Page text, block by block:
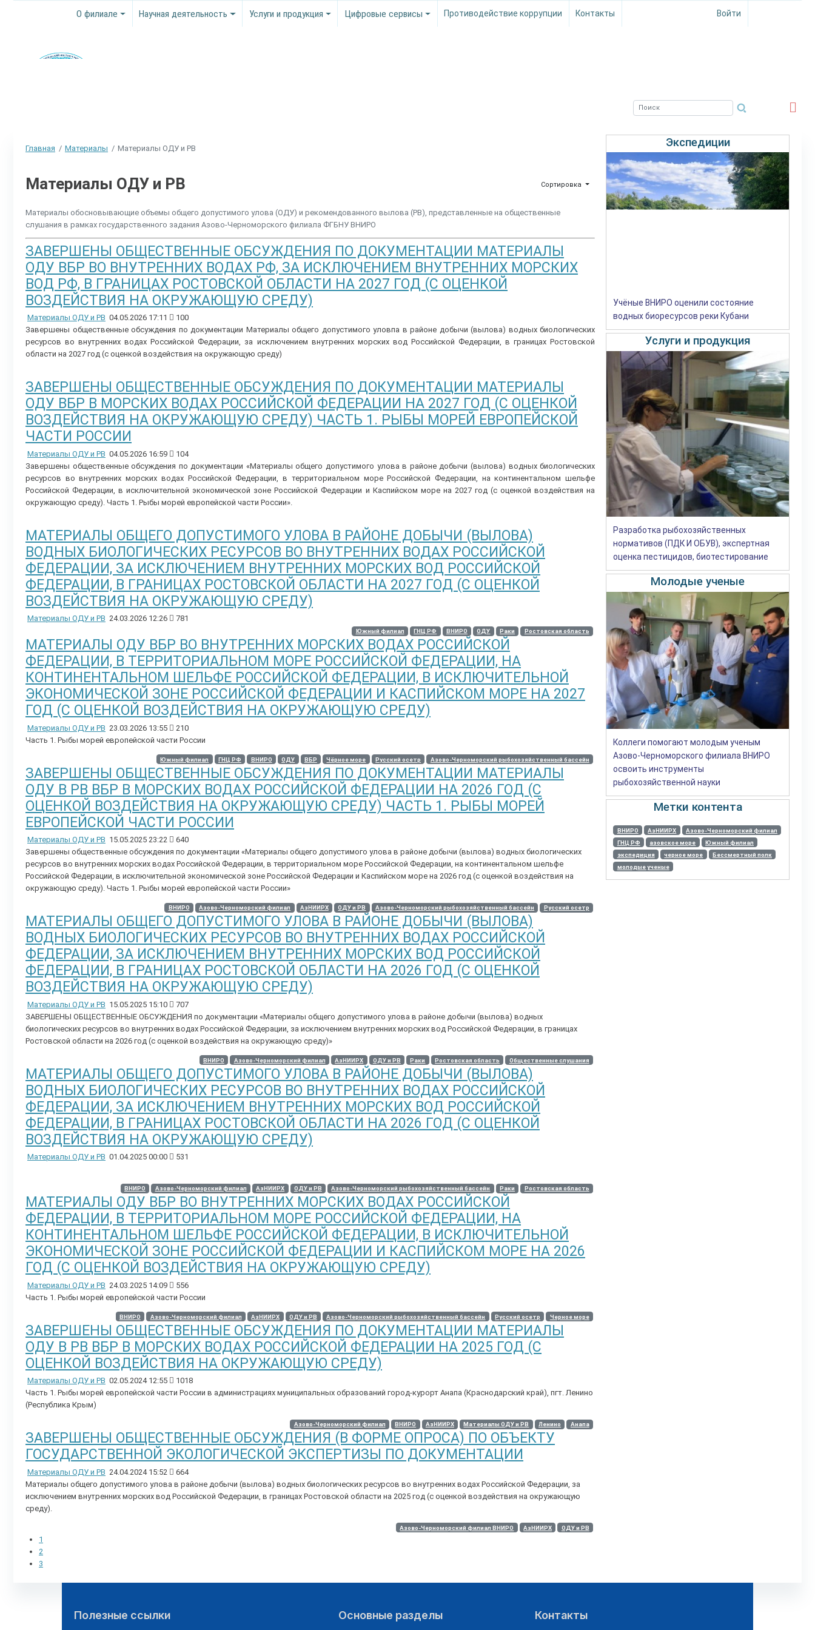
О филиале Научная деятельность Услуги и продукция Цифровые сервисы Противодействие коррупции Контакты Войти
Главная Материалы Материалы ОДУ и РВ
Материалы ОДУ и РВ Сортировка
Материалы обосновывающие объемы общего допустимого улова (ОДУ) и рекомендованного вылова (РВ), представленные на общественные
слушания в рамках государственного задания Азово-Черноморского филиала ФГБНУ ВНИРО
ЗАВЕРШЕНЫ ОБЩЕСТВЕННЫЕ ОБСУЖДЕНИЯ ПО ДОКУМЕНТАЦИИ МАТЕРИАЛЫ
ОДУ ВБР ВО ВНУТРЕННИХ ВОДАХ РФ, ЗА ИСКЛЮЧЕНИЕМ ВНУТРЕННИХ МОРСКИХ
ВОД РФ, В ГРАНИЦАХ РОСТОВСКОЙ ОБЛАСТИ НА 2027 ГОД (С ОЦЕНКОЙ
ВОЗДЕЙСТВИЯ НА ОКРУЖАЮЩУЮ СРЕДУ)
Материалы ОДУ и РВ 04.05.2026 17:11
100
Завершены общественные обсуждения по документации Материалы общего допустимого уловпа в районе добычи (вылова) водных биологических
ресурсов во внутренних водах Российской Федерации, за исключением внутренних морских вод Российской Федерации, в границах Ростовской
области на 2027 год (с оценкой воздействия на окружающую среду)
ЗАВЕРШЕНЫ ОБЩЕСТВЕННЫЕ ОБСУЖДЕНИЯ ПО ДОКУМЕНТАЦИИ МАТЕРИАЛЫ
ОДУ ВБР В МОРСКИХ ВОДАХ РОССИЙСКОЙ ФЕДЕРАЦИИ НА 2027 ГОД (С ОЦЕНКОЙ
ВОЗДЕЙСТВИЯ НА ОКРУЖАЮЩУЮ СРЕДУ) ЧАСТЬ 1. РЫБЫ МОРЕЙ ЕВРОПЕЙСКОЙ
ЧАСТИ РОССИИ
Материалы ОДУ и РВ 04.05.2026 16:59
104
Завершены общественные обсуждения по документации «Материалы общего допустимого улова в районе добычи (вылова) водных биологических
ресурсов во внутренних морских водах Российской Федерации, в территориальном море Российской Федерации, на континентальном шельфе
Российской Федерации, в исключительной экономической зоне Российской Федерации и Каспийском море на 2027 год (с оценкой воздействия на
окружающую среду). Часть 1. Рыбы морей европейской части России».
МАТЕРИАЛЫ ОБЩЕГО ДОПУСТИМОГО УЛОВА В РАЙОНЕ ДОБЫЧИ (ВЫЛОВА)
ВОДНЫХ БИОЛОГИЧЕСКИХ РЕСУРСОВ ВО ВНУТРЕННИХ ВОДАХ РОССИЙСКОЙ
ФЕДЕРАЦИИ, ЗА ИСКЛЮЧЕНИЕМ ВНУТРЕННИХ МОРСКИХ ВОД РОССИЙСКОЙ
ФЕДЕРАЦИИ, В ГРАНИЦАХ РОСТОВСКОЙ ОБЛАСТИ НА 2027 ГОД (С ОЦЕНКОЙ
ВОЗДЕЙСТВИЯ НА ОКРУЖАЮЩУЮ СРЕДУ)
Материалы ОДУ и РВ 24.03.2026 12:26 781
Южный филиал ГНЦ РФ ВНИРО ОДУ Раки Ростовская область
МАТЕРИАЛЫ ОДУ ВБР ВО ВНУТРЕННИХ МОРСКИХ ВОДАХ РОССИЙСКОЙ
ФЕДЕРАЦИИ, В ТЕРРИТОРИАЛЬНОМ МОРЕ РОССИЙСКОЙ ФЕДЕРАЦИИ, НА
КОНТИНЕНТАЛЬНОМ ШЕЛЬФЕ РОССИЙСКОЙ ФЕДЕРАЦИИ, В ИСКЛЮЧИТЕЛЬНОЙ
ЭКОНОМИЧЕСКОЙ ЗОНЕ РОССИЙСКОЙ ФЕДЕРАЦИИ И КАСПИЙСКОМ МОРЕ НА 2027
ГОД (С ОЦЕНКОЙ ВОЗДЕЙСТВИЯ НА ОКРУЖАЮЩУЮ СРЕДУ)
Материалы ОДУ и РВ 23.03.2026 13:55
210
Часть 1. Рыбы морей европейской части России
Южный филиал ГНЦ РФ ВНИРО ОДУ ВБР Чёрное море Русский осетр Азово-Черноморский рыбохозяйственный бассейн
ЗАВЕРШЕНЫ ОБЩЕСТВЕННЫЕ ОБСУЖДЕНИЯ ПО ДОКУМЕНТАЦИИ МАТЕРИАЛЫ
ОДУ В РВ ВБР В МОРСКИХ ВОДАХ РОССИЙСКОЙ ФЕДЕРАЦИИ НА 2026 ГОД (С
ОЦЕНКОЙ ВОЗДЕЙСТВИЯ НА ОКРУЖАЮЩУЮ СРЕДУ) ЧАСТЬ 1. РЫБЫ МОРЕЙ
ЕВРОПЕЙСКОЙ ЧАСТИ РОССИИ
Материалы ОДУ и РВ 15.05.2025 23:22
640
Завершены общественные обсуждения по документации «Материалы общего допустимого улова в районе добычи (вылова) водных биологических
ресурсов во внутренних морских водах Российской Федерации, в территориальном море Российской Федерации, на континентальном шельфе
Российской Федерации, в исключительной экономической зоне Российской Федерации и Каспийском море на 2026 год (с оценкой воздействия на
окружающую среду). Часть 1. Рыбы морей европейской части России»
ВНИРО Азово-Черноморский филиал АзНИИРХ ОДУ и РВ Азово-Черноморский рыбохозяйственный бассейн Русский осетр
МАТЕРИАЛЫ ОБЩЕГО ДОПУСТИМОГО УЛОВА В РАЙОНЕ ДОБЫЧИ (ВЫЛОВА)
ВОДНЫХ БИОЛОГИЧЕСКИХ РЕСУРСОВ ВО ВНУТРЕННИХ ВОДАХ РОССИЙСКОЙ
ФЕДЕРАЦИИ, ЗА ИСКЛЮЧЕНИЕМ ВНУТРЕННИХ МОРСКИХ ВОД РОССИЙСКОЙ
ФЕДЕРАЦИИ, В ГРАНИЦАХ РОСТОВСКОЙ ОБЛАСТИ НА 2026 ГОД (С ОЦЕНКОЙ
ВОЗДЕЙСТВИЯ НА ОКРУЖАЮЩУЮ СРЕДУ)
Материалы ОДУ и РВ 15.05.2025 15:10
707
ЗАВЕРШЕНЫ ОБЩЕСТВЕННЫЕ ОБСУЖДЕНИЯ по документации «Материалы общего допустимого улова в районе добычи (вылова) водных
биологических ресурсов во внутренних водах Российской Федерации, за исключением внутренних морских вод Российской Федерации, в границах
Ростовской области на 2026 год (с оценкой воздействия на окружающую среду)»
ВНИРО Азово-Черноморский филиал АзНИИРХ ОДУ и РВ Раки Ростовская область Общественные слушания
МАТЕРИАЛЫ ОБЩЕГО ДОПУСТИМОГО УЛОВА В РАЙОНЕ ДОБЫЧИ (ВЫЛОВА)
ВОДНЫХ БИОЛОГИЧЕСКИХ РЕСУРСОВ ВО ВНУТРЕННИХ ВОДАХ РОССИЙСКОЙ
ФЕДЕРАЦИИ, ЗА ИСКЛЮЧЕНИЕМ ВНУТРЕННИХ МОРСКИХ ВОД РОССИЙСКОЙ
ФЕДЕРАЦИИ, В ГРАНИЦАХ РОСТОВСКОЙ ОБЛАСТИ НА 2026 ГОД (С ОЦЕНКОЙ
ВОЗДЕЙСТВИЯ НА ОКРУЖАЮЩУЮ СРЕДУ)
Материалы ОДУ и РВ 01.04.2025 00:00 531
ВНИРО Азово-Черноморский филиал АзНИИРХ ОДУ и РВ Азово-Черноморский рыбохозяйственный бассейн Раки Ростовская область
МАТЕРИАЛЫ ОДУ ВБР ВО ВНУТРЕННИХ МОРСКИХ ВОДАХ РОССИЙСКОЙ
ФЕДЕРАЦИИ, В ТЕРРИТОРИАЛЬНОМ МОРЕ РОССИЙСКОЙ ФЕДЕРАЦИИ, НА
КОНТИНЕНТАЛЬНОМ ШЕЛЬФЕ РОССИЙСКОЙ ФЕДЕРАЦИИ, В ИСКЛЮЧИТЕЛЬНОЙ
ЭКОНОМИЧЕСКОЙ ЗОНЕ РОССИЙСКОЙ ФЕДЕРАЦИИ И КАСПИЙСКОМ МОРЕ НА 2026
ГОД (С ОЦЕНКОЙ ВОЗДЕЙСТВИЯ НА ОКРУЖАЮЩУЮ СРЕДУ)
Материалы ОДУ и РВ 24.03.2025 14:09
556
Часть 1. Рыбы морей европейской части России
ВНИРО Азово-Черноморский филиал АзНИИРХ ОДУ и РВ Азово-Черноморский рыбохозяйственный бассейн Русский осетр Черное море
ЗАВЕРШЕНЫ ОБЩЕСТВЕННЫЕ ОБСУЖДЕНИЯ ПО ДОКУМЕНТАЦИИ МАТЕРИАЛЫ
ОДУ В РВ ВБР В МОРСКИХ ВОДАХ РОССИЙСКОЙ ФЕДЕРАЦИИ НА 2025 ГОД (С
ОЦЕНКОЙ ВОЗДЕЙСТВИЯ НА ОКРУЖАЮЩУЮ СРЕДУ)
Материалы ОДУ и РВ 02.05.2024 12:55
1018
Часть 1. Рыбы морей европейской части России в администрациях муниципальных образований город-курорт Анапа (Краснодарский край), пгт. Ленино
(Республика Крым)
Азово-Черноморский филиал ВНИРО АзНИИРХ Материалы ОДУ и РВ Ленино Анапа
ЗАВЕРШЕНЫ ОБЩЕСТВЕННЫЕ ОБСУЖДЕНИЯ (В ФОРМЕ ОПРОСА) ПО ОБЪЕКТУ
ГОСУДАРСТВЕННОЙ ЭКОЛОГИЧЕСКОЙ ЭКСПЕРТИЗЫ ПО ДОКУМЕНТАЦИИ
Материалы ОДУ и РВ 24.04.2024 15:52
664
Материалы общего допустимого улова в районе добычи (вылова) водных биологических ресурсов во внутренних водах Российской Федерации, за
исключением внутренних морских вод Российской Федерации, в границах Ростовской области на 2025 год (с оценкой воздействия на окружающую
среду).
Азово-Черноморский филиал ВНИРО АзНИИРХ ОДУ и РВ
1
2
3
Экспедиции
Учёные ВНИРО оценили состояние
водных биоресурсов реки Кубани
Услуги и продукция
Разработка рыбохозяйственных
нормативов (ПДК И ОБУВ), экспертная
оценка пестицидов, биотестирование
Молодые ученые
Коллеги помогают молодым ученым
Азово-Черноморского филиала ВНИРО
освоить инструменты
рыбохозяйственной науки
Метки контента
ВНИРО АзНИИРХ
Азово-Черноморский филиал
ГНЦ РФ
азовское море
Южный филиал
экспедиция
черное море
Бессмертный полк
молодые ученые
Полезные ссылки Основные разделы Контакты